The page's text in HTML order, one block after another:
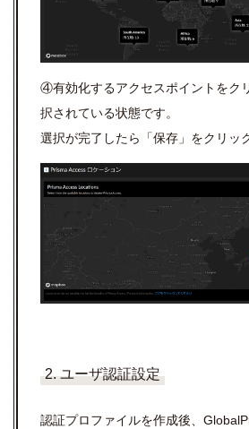
④有効化するアクセスポイントをク
択されている状態です。
選択が完了したら「保存」をクリッ
2. ユーザ認証設定
認証プロファイルを作成後、